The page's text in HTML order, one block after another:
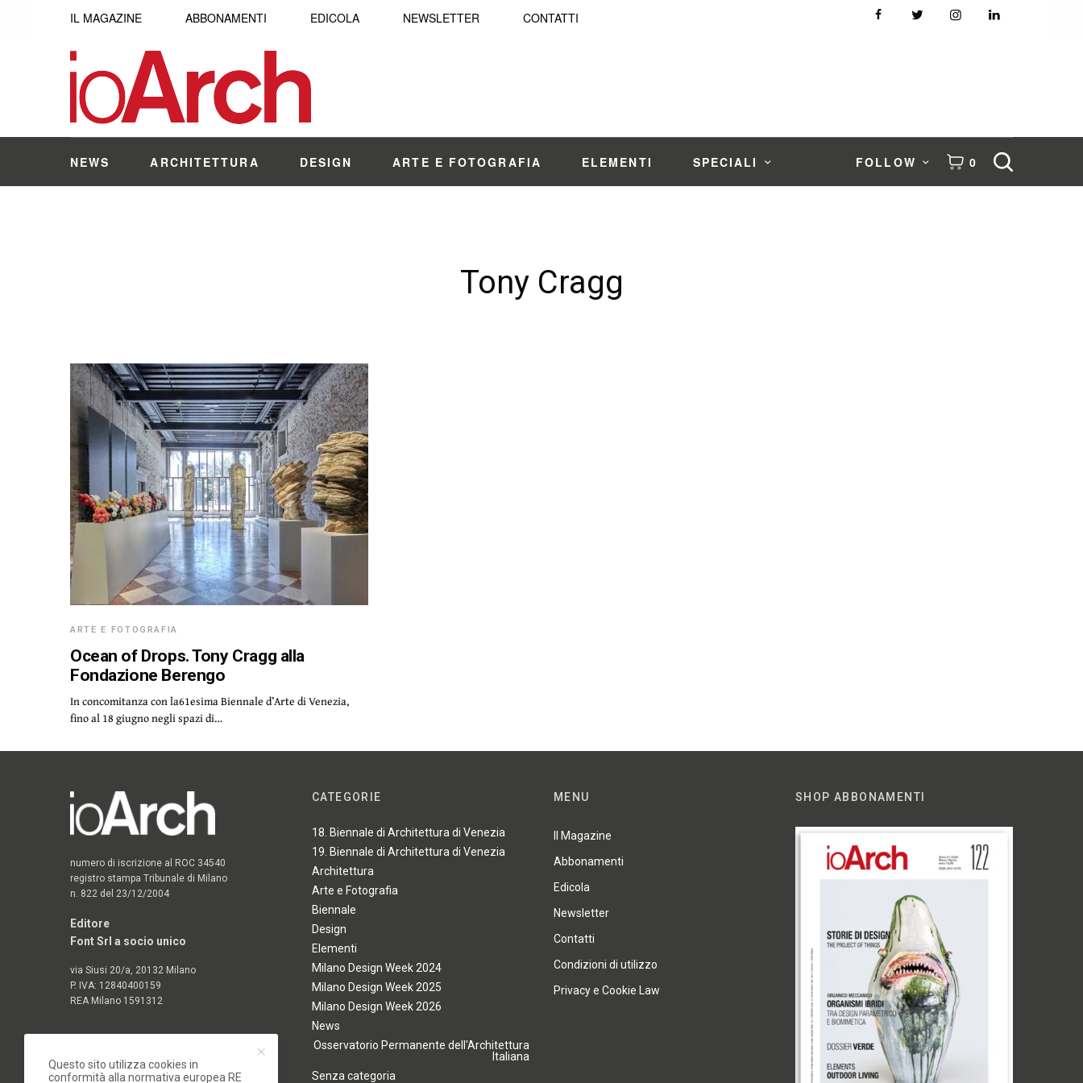
IL MAGAZINE ABBONAMENTI EDICOLA NEWSLETTER CONTATTI
NEWS ARCHITETTURA DESIGN ARTE E FOTOGRAFIA ELEMENTI SPECIALI FOLLOW 0
Tony Cragg
ARTE E FOTOGRAFIA
Ocean of Drops. Tony Cragg alla
Fondazione Berengo
In concomitanza con la61esima Biennale d’Arte di Venezia,
fino al 18 giugno negli spazi di…
numero di iscrizione al ROC 34540
registro stampa Tribunale di Milano
n. 822 del 23/12/2004
Editore
Font Srl a socio unico
via Siusi 20/a, 20132 Milano
P. IVA: 12840400159
REA Milano 1591312
CATEGORIE
18. Biennale di Architettura di Venezia
19. Biennale di Architettura di Venezia
Architettura
Arte e Fotografia
Biennale
Design
Elementi
Milano Design Week 2024
Milano Design Week 2025
Milano Design Week 2026
News
Osservatorio Permanente dell'Architettura
Italiana
Senza categoria
MENU
Il Magazine
Abbonamenti
Edicola
Newsletter
Contatti
Condizioni di utilizzo
Privacy e Cookie Law
SHOP ABBONAMENTI
Questo sito utilizza cookies in
conformità alla normativa europea RE